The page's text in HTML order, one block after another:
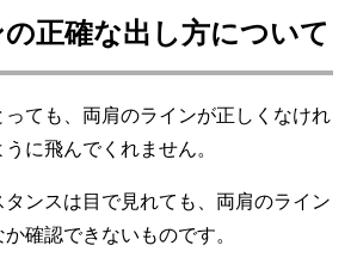
正確な出し方について
ても、両肩のラインが正しくなけれ
に飛んでくれません。
ンスは目で見れても、両肩のライン
確認できないものです。